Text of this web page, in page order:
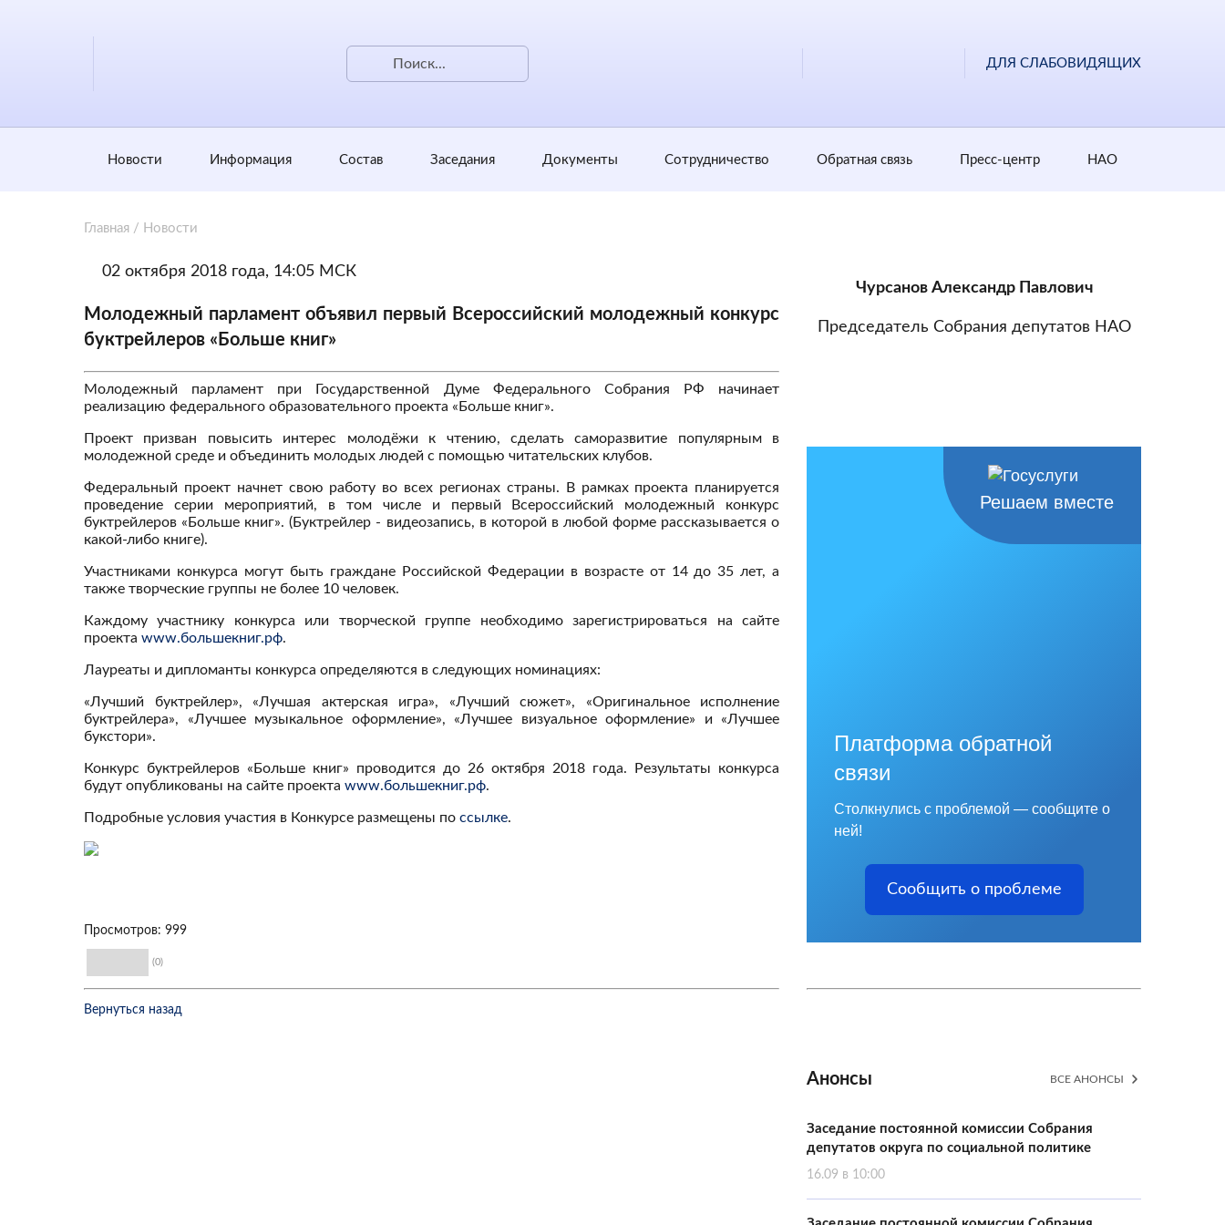
ДЛЯ СЛАБОВИДЯЩИХ
Новости Информация Состав Заседания Документы Сотрудничество Обратная cвязь Пресс-центр НАО
Главная / Новости
02 октября 2018 года, 14:05 МСК
Молодежный парламент объявил первый Всероссийский молодежный конкурс
буктрейлеров «Больше книг»
Молодежный парламент при Государственной Думе Федерального Собрания РФ начинает
реализацию федерального образовательного проекта «Больше книг».
Проект призван повысить интерес молодёжи к чтению, сделать саморазвитие популярным в
молодежной среде и объединить молодых людей с помощью читательских клубов.
Федеральный проект начнет свою работу во всех регионах страны. В рамках проекта планируется
проведение серии мероприятий, в том числе и первый Всероссийский молодежный конкурс
буктрейлеров «Больше книг». (Буктрейлер - видеозапись, в которой в любой форме рассказывается о
какой-либо книге).
Участниками конкурса могут быть граждане Российской Федерации в возрасте от 14 до 35 лет, а
также творческие группы не более 10 человек.
Каждому участнику конкурса или творческой группе необходимо зарегистрироваться на сайте
проекта www.большекниг.рф.
Лауреаты и дипломанты конкурса определяются в следующих номинациях:
«Лучший буктрейлер», «Лучшая актерская игра», «Лучший сюжет», «Оригинальное исполнение
буктрейлера», «Лучшее музыкальное оформление», «Лучшее визуальное оформление» и «Лучшее
букстори».
Конкурс буктрейлеров «Больше книг» проводится до 26 октября 2018 года. Результаты конкурса
будут опубликованы на сайте проекта www.большекниг.рф.
Подробные условия участия в Конкурсе размещены по ссылке.
Просмотров: 999
(0)
Вернуться назад
Чурсанов Александр Павлович
Председатель Собрания депутатов НАО
Решаем вместе
Платформа обратной
связи
Столкнулись с проблемой — сообщите о
ней!
Сообщить о проблеме
Анонсы ВСЕ АНОНСЫ
Заседание постоянной комиссии Собрания
депутатов округа по социальной политике
16.09 в 10:00